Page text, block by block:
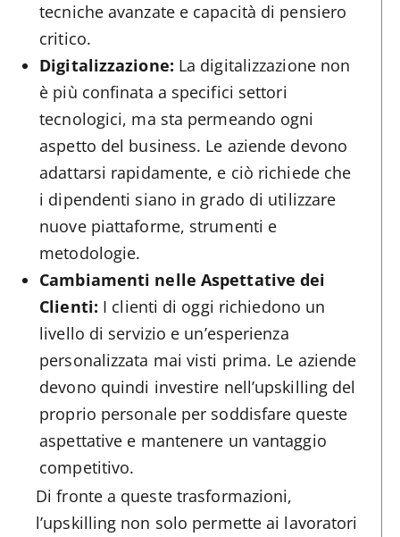
tecniche avanzate e capacità di pensiero
critico.
Digitalizzazione: La digitalizzazione non
è più confinata a specifici settori
tecnologici, ma sta permeando ogni
aspetto del business. Le aziende devono
adattarsi rapidamente, e ciò richiede che
i dipendenti siano in grado di utilizzare
nuove piattaforme, strumenti e
metodologie.
Cambiamenti nelle Aspettative dei
Clienti: I clienti di oggi richiedono un
livello di servizio e un’esperienza
personalizzata mai visti prima. Le aziende
devono quindi investire nell’upskilling del
proprio personale per soddisfare queste
aspettative e mantenere un vantaggio
competitivo.
Di fronte a queste trasformazioni,
l’upskilling non solo permette ai lavoratori